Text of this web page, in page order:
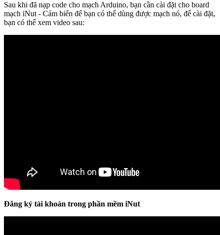
Sau khi đã nạp code cho mạch Arduino, bạn cần cài đặt cho board
mạch iNut - Cảm biến để bạn có thể dùng được mạch nó, để cài đặt,
bạn có thể xem video sau:
Đăng ký tài khoản trong phần mềm iNut